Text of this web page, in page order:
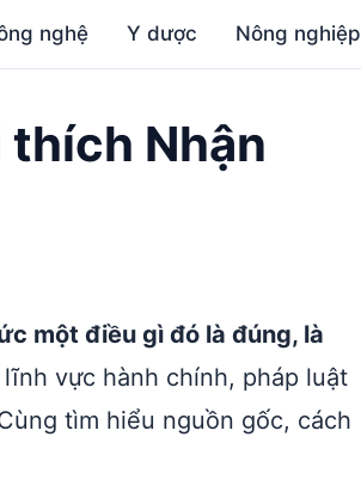
nghệ Y dược Nông nghiệp
thích Nhận
một điều gì đó là đúng, là
vực hành chính, pháp luật
tìm hiểu nguồn gốc, cách